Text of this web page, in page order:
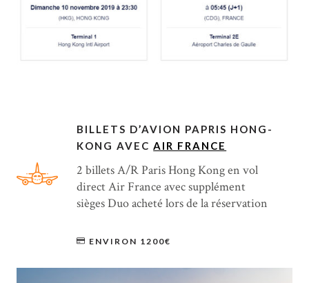
BILLETS D’AVION PAPRIS HONG-
KONG AVECAIR FRANCE
2 billets A/R Paris Hong Kong en vol
direct Air France avec supplément
sièges Duo acheté lors de la réservation
ENVIRON 1200€